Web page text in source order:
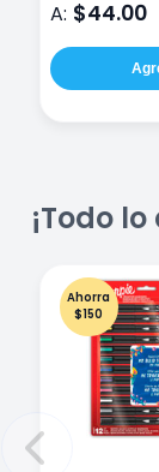
A: $44.00
¡Todo
Ahorra
$150